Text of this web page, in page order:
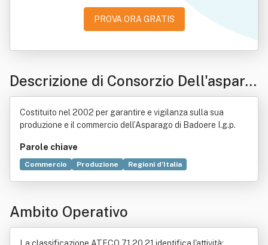
PROVA ORA GRATIS
Descrizione di Consorzio Dell'aspara
go Di Badoere
Costituito nel 2002 per garantire e vigilanza sulla sua
produzione e il commercio dell’Asparago di Badoere I.g.p.
Parole chiave
Commercio Produzione
Regioni d'Italia
Ambito Operativo